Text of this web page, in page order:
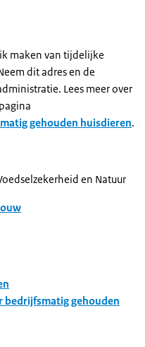
maken van tijdelijke
dit adres en de
Lees meer over
gehouden huisdieren.
en Natuur
bedrijfsmatig gehouden